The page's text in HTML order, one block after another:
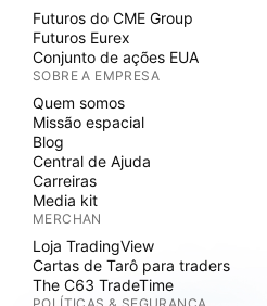
Futuros do CME Group
Futuros Eurex
Conjunto de ações EUA
SOBRE A EMPRESA
Quem somos
Missão espacial
Blog
Central de Ajuda
Carreiras
Media kit
MERCHAN
Loja TradingView
Cartas de Tarô para traders
The C63 TradeTime